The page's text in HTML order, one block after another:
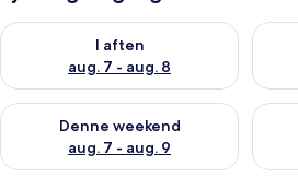
I aften
aug. 7 - aug. 8
Tjek tilgængelighed for i aften aug. 7 -
Tjek
Denne weekend
aug. 7 - aug. 9
Tjek tilgængelighed for denne Tjek